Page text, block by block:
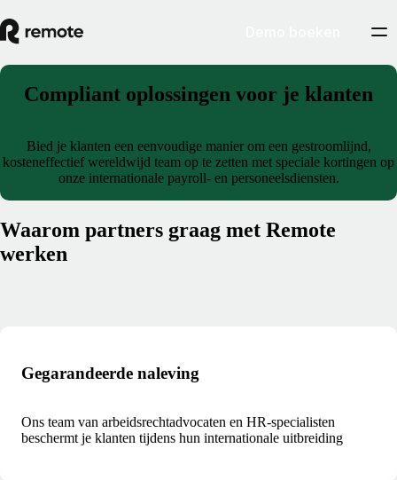
Compliant oplossingen voor je klanten
Bied je klanten een eenvoudige manier om een gestroomlijnd,
kosteneffectief wereldwijd team op te zetten met speciale kortingen op
onze internationale payroll- en personeelsdiensten.
Waarom partners graag met Remote
werken
Gegarandeerde naleving
Ons team van arbeidsrechtadvocaten en HR-specialisten
beschermt je klanten tijdens hun internationale uitbreiding